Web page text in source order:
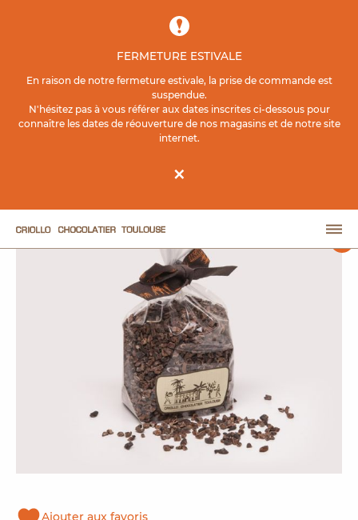
FERMETURE ESTIVALE
En raison de notre fermeture estivale, la prise de commande est
suspendue.
N'hésitez pas à vous référer aux dates inscrites ci-dessous pour
connaître les dates de réouverture de nos magasins et de notre site
internet.
×
Vrac Grué De Cacao
Ajouter aux favoris